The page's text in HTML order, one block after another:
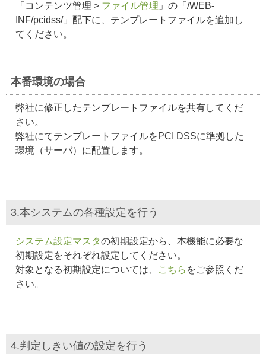
「コンテンツ管理 > ファイル管理 」の「/WEB-
INF/pcidss/」配下に、テンプレートファイルを追加し
てください。
本番環境の場合
弊社に修正したテンプレートファイルを共有してくだ
さい。
弊社にてテンプレートファイルをPCI DSSに準拠した
環境（サーバ）に配置します。
3.本システムの各種設定を行う
システム設定マスタの初期設定から、本機能に必要な
初期設定をそれぞれ設定してください。
対象となる初期設定については、
こちら をご参照くだ
さい。
4.判定しきい値の設定を行う